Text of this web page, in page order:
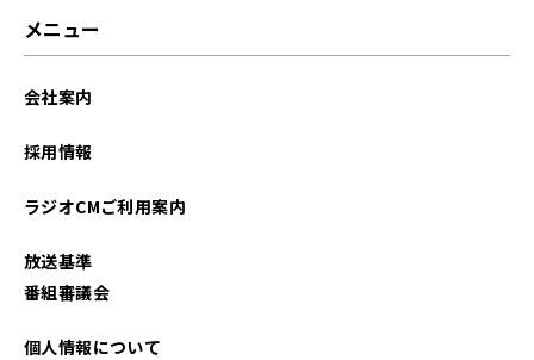
メニュー
会社案内
採用情報
ラジオCMご利用案内
放送基準
番組審議会
個人情報について